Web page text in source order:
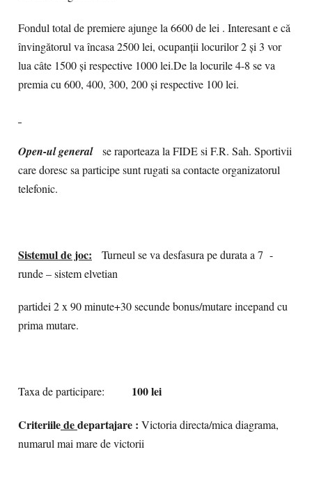
Fondul total de premiere ajunge la 6600 de lei . Interesant e că
învingătorul va încasa 2500 lei, ocupanții locurilor 2 și 3 vor
lua câte 1500 și respective 1000 lei.De la locurile 4-8 se va
premia cu 600, 400, 300, 200 și respective 100 lei.
Open-ul general se raporteaza la FIDE si F.R. Sah. Sportivii
care doresc sa participe sunt rugati sa contacte organizatorul
telefonic.
Sistemul de joc:
Turneul se va desfasura pe durata a 7 -
runde – sistem elvetian
partidei 2 x 90 minute+30 secunde bonus/mutare incepand cu
prima mutare.
Taxa de participare: 100 lei
Criteriilededepartajare : Victoria directa/mica diagrama,
numarul mai mare de victorii